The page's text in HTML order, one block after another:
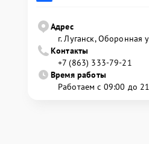
Адрес
г. Луганск, Оборонная
Контакты
+7 (863) 333-79-21
Время работы
Работаем с 09:00 до